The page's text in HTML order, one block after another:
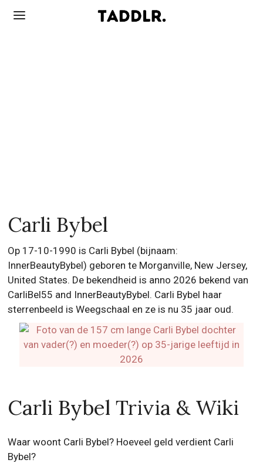
Carli Bybel
Op 17-10-1990 is Carli Bybel (bijnaam:
InnerBeautyBybel) geboren te Morganville, New Jersey,
United States. De bekendheid is anno 2026 bekend van
CarliBel55 and InnerBeautyBybel. Carli Bybel haar
sterrenbeeld is Weegschaal en ze is nu 35 jaar oud.
Carli Bybel Trivia & Wiki
Waar woont Carli Bybel? Hoeveel geld verdient Carli
Bybel?